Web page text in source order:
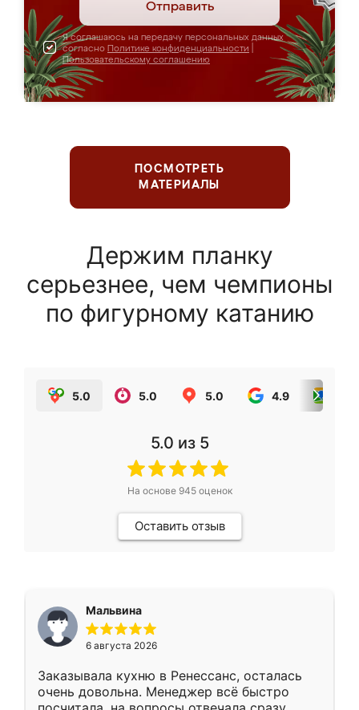
Отправить
Я соглашаюсь на передачу персональных данных
согласно Политике конфиденциальности
Пользовательскому соглашению
ПОСМОТРЕТЬ
МАТЕРИАЛЫ
Держим планку
серьезнее, чем чемпионы
по фигурному катанию
5.0 5.0 5.0 4.9
5.0 из 5
На основе 945оценок
Оставить отзыв
Мальвина
6 августа 2026
Заказывала кухню в Ренессанс, осталась
очень довольна. Менеджер всё быстро